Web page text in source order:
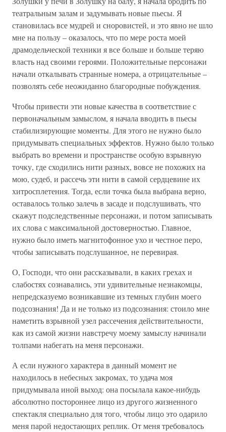
театральным залам и задумывать новые пьесы. Я
становилась все мудрей и сноровистей, и это явно не шло
мне на пользу – оказалось, что по мере роста моей
драмодельческой техники я все больше и больше теряю
власть над своими героями. Положительные персонажи
начали откалывать странные номера, а отрицательные –
позволять себе неожиданно благородные побуждения.
Чтобы привести эти новые качества в соответствие с
первоначальным замыслом, я начала вводить в пьесы
стабилизирующие моменты. Для этого не нужно было
придумывать специальных эффектов. Нужно было только
выбрать во времени и пространстве особую взрывную
точку, где сходились нити разных, вовсе не похожих на
мою, судеб, и рассечь эти нити в самой сердцевине их
хитросплетения. Тогда, если точка была выбрана верно,
оставалось только залечь в засаде и подслушивать, что
скажут подследственные персонажи, и потом записывать
их слова с максимальной достоверностью. Главное,
нужно было иметь магнитофонное ухо и честное перо,
чтобы записывать подслушанное, не перевирая.
О, Господи, что они рассказывали, в каких грехах и
слабостях сознавались, эти удивительные незнакомцы,
непредсказуемо возникавшие из темных глубин моего
подсознания! Да и не только из подсознания: стоило мне
наметить взрывной узел рассечения действительности,
как из самой жизни навстречу моему замыслу начинали
толпами набегать на меня персонажи.
А если нужного характера в данный момент не
находилось в небесных закромах, то удача моя
придумывала иной выход: она посылала какое-нибудь
абсолютно постороннее лицо из другого жизненного
спектакля специально для того, чтобы лицо это одарило
меня парой недостающих реплик. От меня требовалось